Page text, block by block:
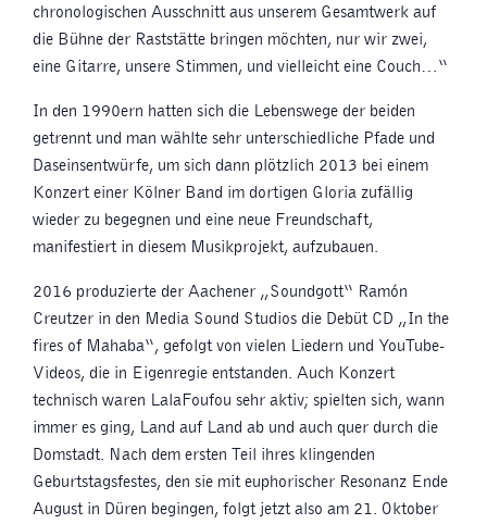
chronologischen Ausschnitt aus unserem Gesamtwerk auf
die Bühne der Raststätte bringen möchten, nur wir zwei,
eine Gitarre, unsere Stimmen, und vielleicht eine Couch…“
In den 1990ern hatten sich die Lebenswege der beiden
getrennt und man wählte sehr unterschiedliche Pfade und
Daseinsentwürfe, um sich dann plötzlich 2013 bei einem
Konzert einer Kölner Band im dortigen Gloria zufällig
wieder zu begegnen und eine neue Freundschaft,
manifestiert in diesem Musikprojekt, aufzubauen.
2016 produzierte der Aachener „Soundgott“ Ramón
Creutzer in den Media Sound Studios die Debüt CD „In the
fires of Mahaba“, gefolgt von vielen Liedern und YouTube-
Videos, die in Eigenregie entstanden. Auch Konzert
technisch waren LalaFoufou sehr aktiv; spielten sich, wann
immer es ging, Land auf Land ab und auch quer durch die
Domstadt. Nach dem ersten Teil ihres klingenden
Geburtstagsfestes, den sie mit euphorischer Resonanz Ende
August in Düren begingen, folgt jetzt also am 21. Oktober